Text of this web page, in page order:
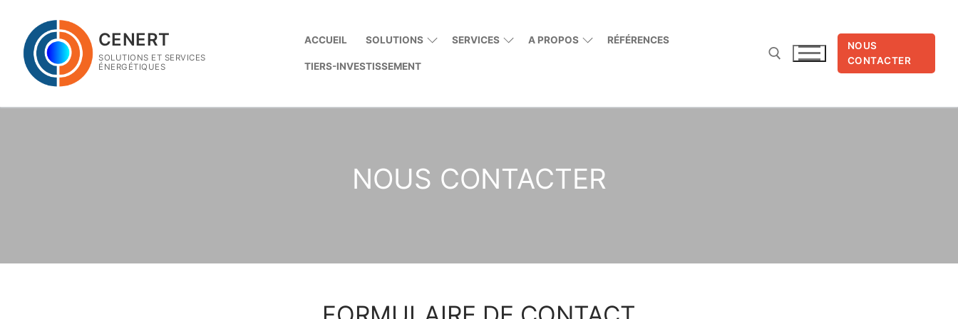
contenu
CENERT
SOLUTIONS ET SERVICES
ÉNERGÉTIQUES
ACCUEIL SOLUTIONS SERVICES A PROPOS RÉFÉRENCES
TIERS-INVESTISSEMENT
Rechercher :
NOUS
CONTACTER
NOUS CONTACTER